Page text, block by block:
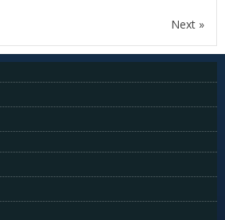
Next »